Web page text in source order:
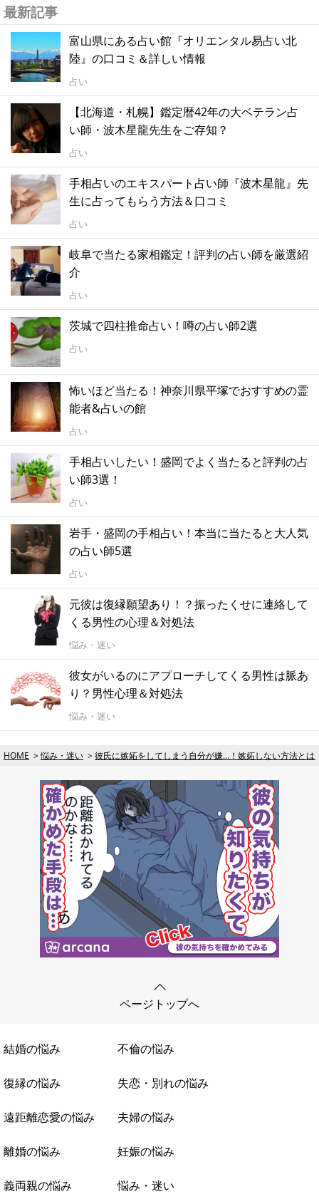
最新記事
富山県にある占い館『オリエンタル易占い北
陸』の口コミ＆詳しい情報
占い
【北海道・札幌】鑑定暦42年の大ベテラン占
い師・波木星龍先生をご存知？
占い
手相占いのエキスパート占い師『波木星龍』先
生に占ってもらう方法＆口コミ
占い
岐阜で当たる家相鑑定！評判の占い師を厳選紹
介
占い
茨城で四柱推命占い！噂の占い師2選
占い
怖いほど当たる！神奈川県平塚でおすすめの霊
能者&占いの館
占い
手相占いしたい！盛岡でよく当たると評判の占
い師3選！
占い
岩手・盛岡の手相占い！本当に当たると大人気
の占い師5選
占い
元彼は復縁願望あり！？振ったくせに連絡して
くる男性の心理＆対処法
悩み・迷い
彼女がいるのにアプローチしてくる男性は脈あ
り？男性心理＆対処法
悩み・迷い
HOME 悩み・迷い 彼氏に嫉妬をしてしまう自分が嫌…！嫉妬しない方法とは
ページトップへ
結婚の悩み 不倫の悩み
復縁の悩み 失恋・別れの悩み
遠距離恋愛の悩み 夫婦の悩み
離婚の悩み 妊娠の悩み
義両親の悩み 悩み・迷い